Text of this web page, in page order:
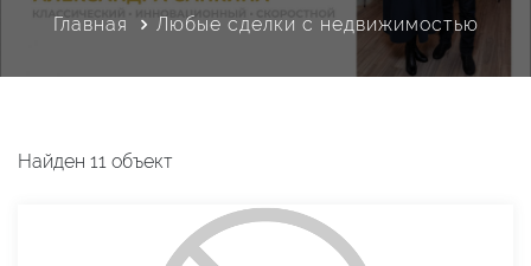
Главная Любые сделки с недвижимостью
Найден 11 объект